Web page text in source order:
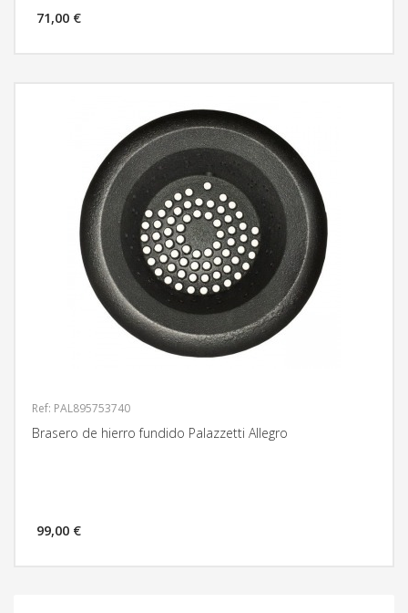
71,00 €
Ref: PAL895753740
Brasero de hierro fundido Palazzetti Allegro
99,00 €